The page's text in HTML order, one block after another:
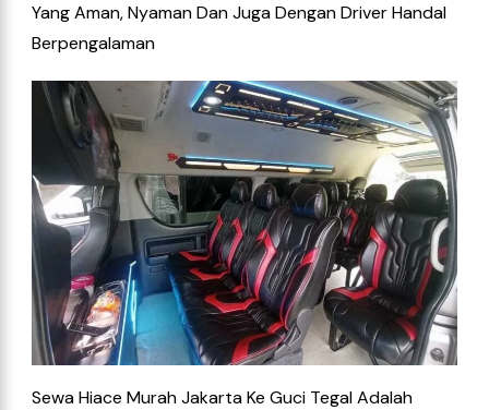
Yang Aman, Nyaman Dan Juga Dengan Driver Handal
Berpengalaman
Sewa Hiace Murah Jakarta Ke Guci TegalAdalah